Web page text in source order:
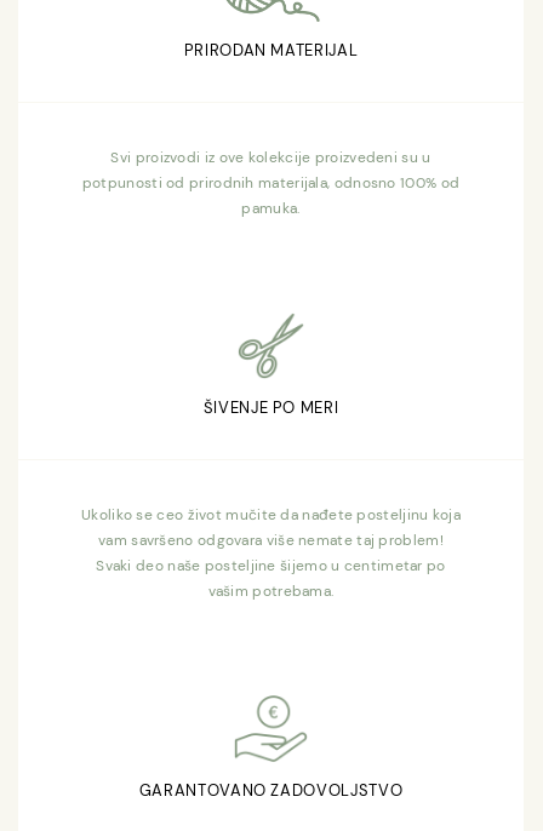
PRIRODAN MATERIJAL
Svi proizvodi iz ove kolekcije proizvedeni su u
potpunosti od prirodnih materijala, odnosno 100% od
pamuka.
ŠIVENJE PO MERI
Ukoliko se ceo život mučite da nađete posteljinu koja
vam savršeno odgovara više nemate taj problem!
Svaki deo naše posteljine šijemo u centimetar po
vašim potrebama.
GARANTOVANO ZADOVOLJSTVO